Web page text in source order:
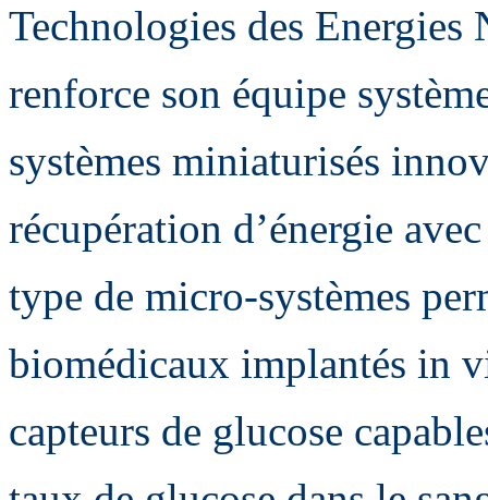
Technologies des
renforce son équipe
systèmes miniaturisés
récupération d’énergie
type de micro-systèmes
biomédicaux implantés in
capteurs de glucose